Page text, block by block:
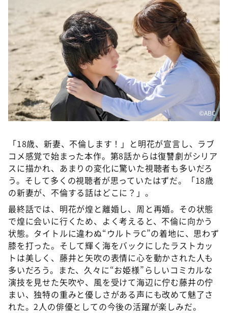
©️ABC
「18歳、新妻、不倫します！」と明花が宣言し、ラブ
コメ感覚で始まった本作。第8話からは復讐劇がシリア
スに描かれ、あまりの変化に驚いた視聴者も多いだろ
う。そして多くの視聴者が思っていたはずだ。「18歳
の新妻が、不倫する話はどこに？」。
最終話では、明花が煌と離婚し、周と再婚。その状態
で煌に会いに行くため、よく考えると、不倫に向かう
状態。タイトルに違わぬ“ウルトラC”の着地に、思わず
膝を打った。そして輝く海をバックにしたラストカッ
トは美しく、藤井と矢吹の表情に心を動かされた人も
多いだろう。また、久々に“お姫様”らしいコミカルな
演技を見せた矢吹や、風を受けて海辺に佇む藤井の佇
まい、独特の重みと優しさがある声にも改めて魅了さ
れた。2人の俳優としての今後の活躍が楽しみだ。